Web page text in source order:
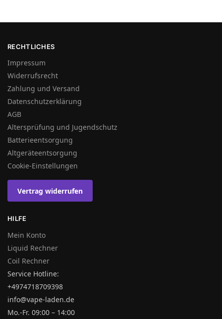
RECHTLICHES
Impressum
Widerrufsrecht
Zahlung und Versand
Datenschutzerklärung
AGB
Altersprüfung und Jugendschutz
Batterieentsorgung
Altgeräteentsorgung
Cookie-Einstellungen
Vertrag widerrufen
HILFE
Mein Konto
Liquid Rechner
Coil Rechner
Service Hotline:
+4974718709398
info@vape-laden.de
Mo.-Fr. 09:00 – 14:00